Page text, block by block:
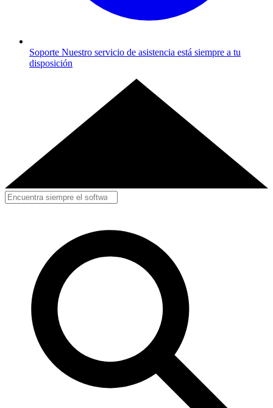
Soporte Nuestro servicio de asistencia está siempre a tu
disposición